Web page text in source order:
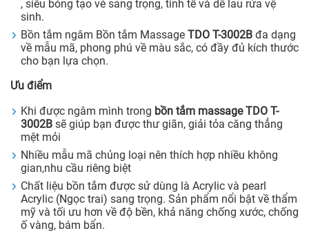
, siêu bóng tạo vẻ sang trọng, tinh tế và dễ lau rửa vệ
sinh.
Bồn tắm ngâm Bồn tắm Massage TDO T-3002B đa dạng
về mẫu mã, phong phú về màu sắc, có đầy đủ kích thước
cho bạn lựa chọn.
Ưu điểm
Khi được ngâm mình trong bồn tắm massage TDO T-
3002B sẽ giúp bạn được thư giãn, giải tỏa căng thẳng
mệt mỏi
Nhiều mẫu mã chủng loại nên thích hợp nhiều không
gian,nhu cầu riêng biệt
Chất liệu bồn tắm được sử dùng là Acrylic và pearl
Acrylic (Ngọc trai) sang trọng. Sản phẩm nổi bật về thẩm
mỹ và tối ưu hơn về độ bền, khả năng chống xước, chống
ố vàng, bám bẩn.